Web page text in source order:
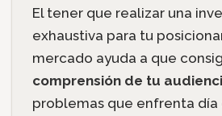
El tener que realizar una
exhaustiva para tu
mercado ayuda a que
comprensión de tu
problemas que enfrenta día